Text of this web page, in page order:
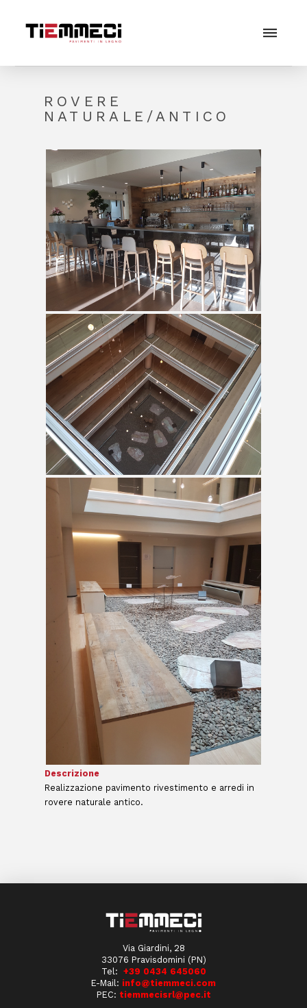
ROVERE
NATURALE/ANTICO
Descrizione
Realizzazione pavimento rivestimento e arredi in
rovere naturale antico.
Via Giardini, 28
33076 Pravisdomini (PN)
Tel: +39 0434 645060
E-Mail: info@tiemmeci.com
PEC: tiemmecisrl@pec.it